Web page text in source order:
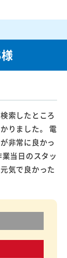
索したところ
りました。 電
非常に良かっ
当日のスタッ
気で良かった